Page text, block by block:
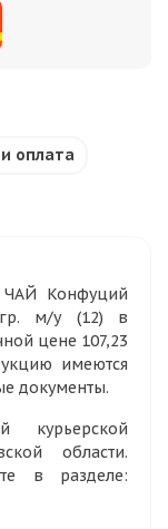
оплата
Конфуций
м/у (12) в
цене 107,23
имеются
документы.
курьерской
области.
в разделе: